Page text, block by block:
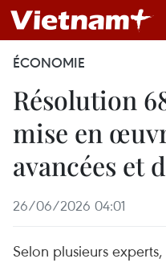
ÉCONOMIE
Résolution
mise en
avancées et
26/06/2026 04:01
Selon plusieurs